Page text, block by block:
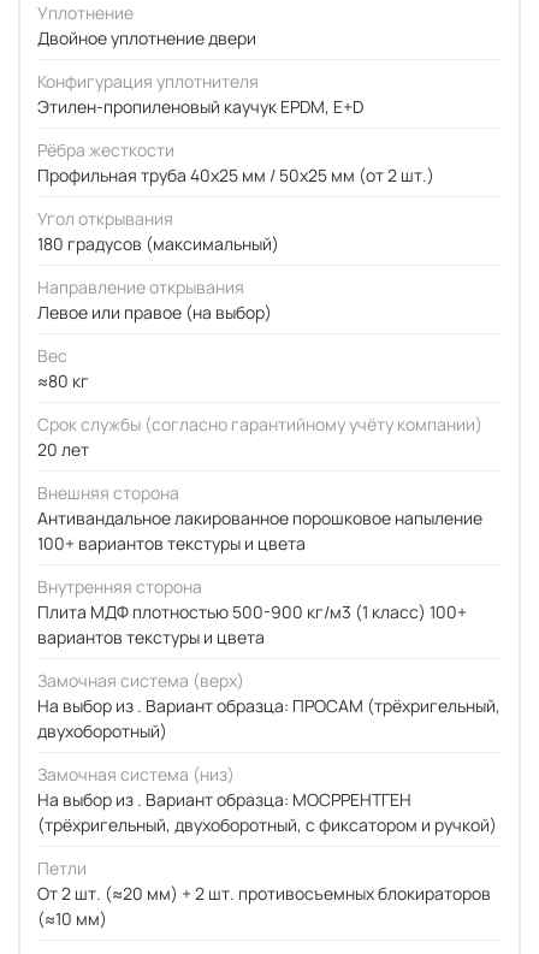
Уплотнение
Двойное уплотнение двери
Конфигурация уплотнителя
Этилен-пропиленовый каучук EPDM, E+D
Рёбра жесткости
Профильная труба 40х25 мм / 50x25 мм (от 2 шт.)
Угол открывания
180 градусов (максимальный)
Направление открывания
Левое или правое (на выбор)
Вес
≈80 кг
Срок службы (согласно гарантийному учёту компании)
20 лет
Внешняя сторона
Антивандальное лакированное порошковое напыление
100+ вариантов текстуры и цвета
Внутренняя сторона
Плита МДФ плотностью 500-900 кг/м3 (1 класс) 100+
вариантов текстуры и цвета
Замочная система (верх)
На выбор из . Вариант образца: ПРОСАМ (трёхригельный,
двухоборотный)
Замочная система (низ)
На выбор из . Вариант образца: МОСРРЕНТГЕН
(трёхригельный, двухоборотный, с фиксатором и ручкой)
Петли
От 2 шт. (≈20 мм) + 2 шт. противосъемных блокираторов
(≈10 мм)